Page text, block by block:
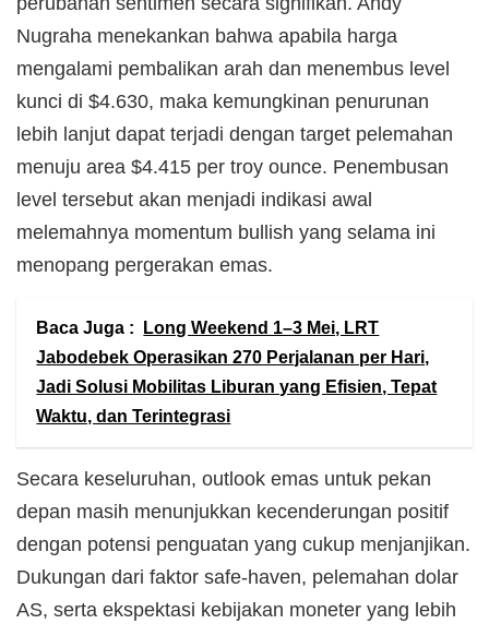
Nugraha menekankan bahwa apabila harga
mengalami pembalikan arah dan menembus level
kunci di $4.630, maka kemungkinan penurunan
lebih lanjut dapat terjadi dengan target pelemahan
menuju area $4.415 per troy ounce. Penembusan
level tersebut akan menjadi indikasi awal
melemahnya momentum bullish yang selama ini
menopang pergerakan emas.
Baca Juga :
Long Weekend 1–3 Mei, LRT
Jabodebek Operasikan 270 Perjalanan per Hari,
Jadi Solusi Mobilitas Liburan yang Efisien, Tepat
Waktu, dan Terintegrasi
Secara keseluruhan, outlook emas untuk pekan
depan masih menunjukkan kecenderungan positif
dengan potensi penguatan yang cukup menjanjikan.
Dukungan dari faktor safe-haven, pelemahan dolar
AS, serta ekspektasi kebijakan moneter yang lebih